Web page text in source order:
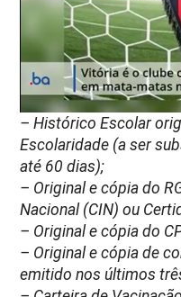
– Histórico Escolar
Escolaridade (a ser
até 60 dias);
– Original e cópia do
Nacional (CIN) ou
– Original e cópia do
– Original e cópia de
emitido nos últimos